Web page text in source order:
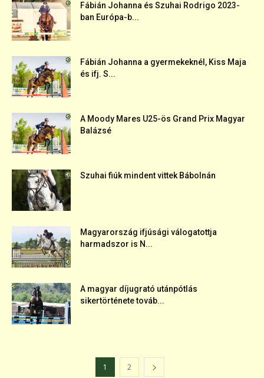
Fábián Johanna és Szuhai Rodrigo 2023-
ban Európa-b...
Fábián Johanna a gyermekeknél, Kiss Maja
és ifj. S...
A Moody Mares U25-ös Grand Prix Magyar
Balázsé
Szuhai fiúk mindent vittek Bábolnán
Magyarország ifjúsági válogatottja
harmadszor is N...
A magyar díjugrató utánpótlás
sikertörténete továb...
1 2